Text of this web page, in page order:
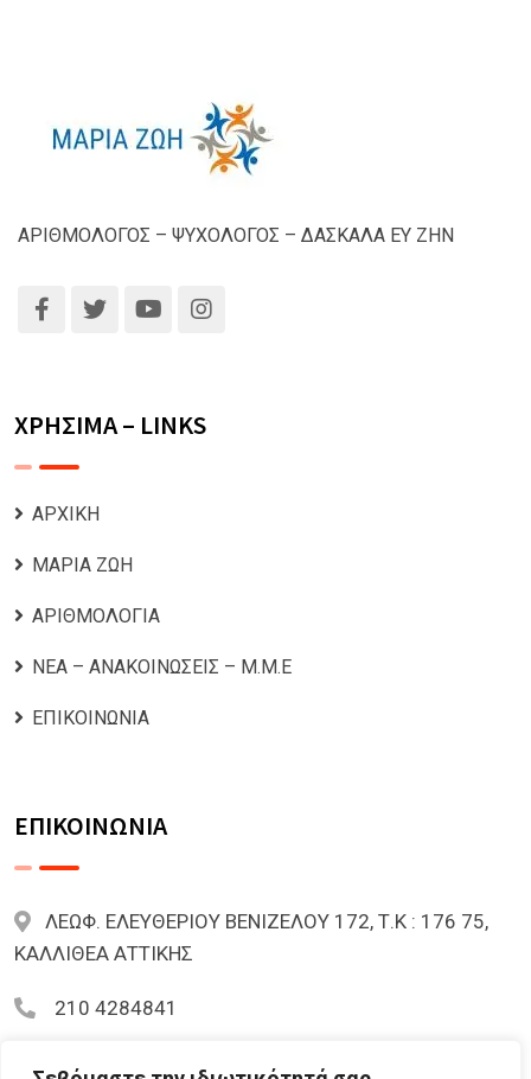
ΑΡΙΘΜΟΛΟΓΟΣ – ΨΥΧΟΛΟΓΟΣ – ΔΑΣΚΑΛΑ ΕΥ ΖΗΝ
ΧΡΗΣΙΜΑ – LINKS
ΑΡΧΙΚΗ
ΜΑΡΙΑ ΖΩΗ
ΑΡΙΘΜΟΛΟΓΙΑ
ΝΕΑ – ΑΝΑΚΟΙΝΩΣΕΙΣ – Μ.Μ.Ε
ΕΠΙΚΟΙΝΩΝΙΑ
ΕΠΙΚΟΙΝΩΝΙΑ
ΛΕΩΦ. ΕΛΕΥΘΕΡΙΟΥ ΒΕΝΙΖΕΛΟΥ 172, Τ.Κ : 176 75,
ΚΑΛΛΙΘΕΑ ΑΤΤΙΚΗΣ
210 4284841
mariazoi.powernumbers@gmail.com